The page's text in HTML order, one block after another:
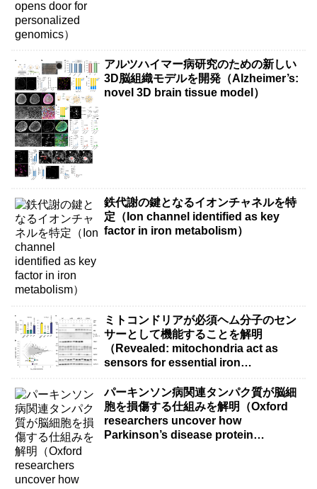
アルツハイマー病研究のための新しい
3D脳組織モデルを開発（Alzheimer’s:
novel 3D brain tissue model）
鉄代謝の鍵となるイオンチャネルを特
定（Ion channel identified as key
factor in iron metabolism）
ミトコンドリアが必須ヘム分子のセン
サーとして機能することを解明
（Revealed: mitochondria act as
sensors for essential iron
パーキンソン病関連タンパク質が脳細
胞を損傷する仕組みを解明（Oxford
researchers uncover how
Parkinson’s disease protein